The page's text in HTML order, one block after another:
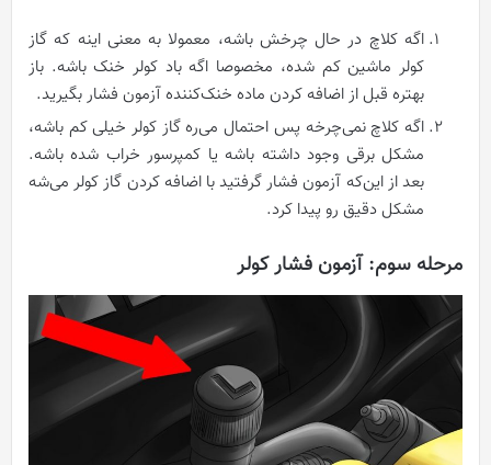
اگه کلاچ در حال چرخش باشه، معمولا به معنی اینه که گاز
کولر ماشین کم شده، مخصوصا اگه باد کولر خنک باشه. باز
بهتره قبل از اضافه کردن ماده خنک‌کننده آزمون فشار بگیرید.
اگه کلاچ نمی‌چرخه پس احتمال می‌ره گاز کولر خیلی کم باشه،
مشکل برقی وجود داشته باشه یا کمپرسور خراب شده باشه.
بعد از این‌که آزمون فشار گرفتید با اضافه کردن گاز کولر می‌شه
مشکل دقیق رو پیدا کرد.
مرحله سوم: آزمون فشار کولر